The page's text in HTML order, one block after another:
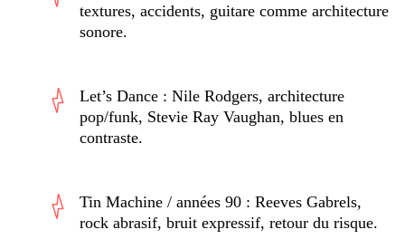
textures, accidents, guitare comme architecture
sonore.
Let’s Dance : Nile Rodgers, architecture
pop/funk, Stevie Ray Vaughan, blues en
contraste.
Tin Machine / années 90 : Reeves Gabrels,
rock abrasif, bruit expressif, retour du risque.